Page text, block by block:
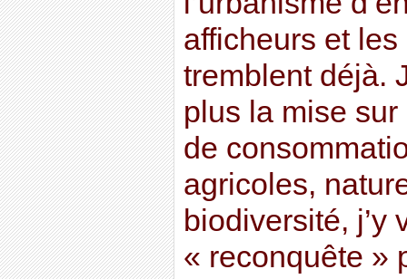
afficheurs et
tremblent déjà.
plus la mise sur
de
agricoles,
biodiversité, j’y
« reconquête »